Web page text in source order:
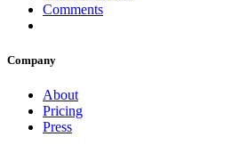
Comments
Company
About
Pricing
Press